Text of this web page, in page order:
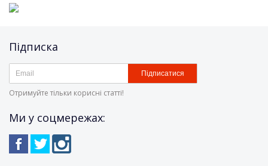
Підписка
Підписатися
Отримуйте тільки корисні статті!
Ми у соцмережах: